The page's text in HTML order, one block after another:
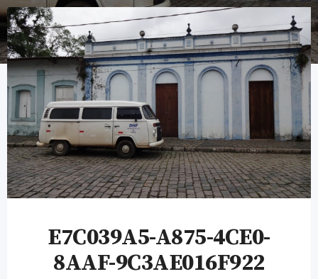
E7C039A5-A875-4CE0-
8AAF-9C3AE016F922